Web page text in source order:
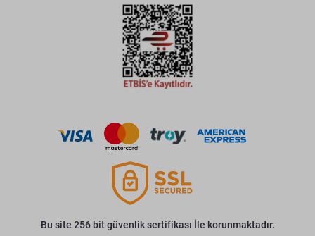
Bu site 256 bit güvenlik sertifikası İle korunmaktadır.